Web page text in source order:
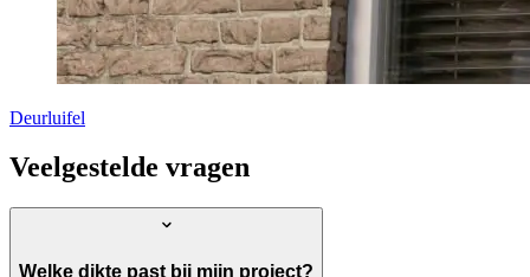
Deurluifel
Veelgestelde vragen
Welke dikte past bij mijn project?